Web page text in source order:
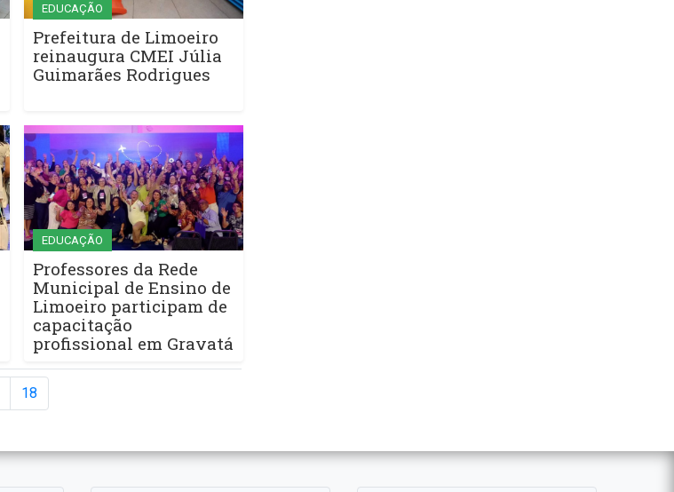
EDUCAÇÃO
Prefeitura de Limoeiro
reinaugura CMEI Júlia
Guimarães Rodrigues
EDUCAÇÃO
Professores da Rede
Municipal de Ensino de
Limoeiro participam de
capacitação
profissional em Gravatá
18